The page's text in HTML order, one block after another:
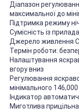
Діапазон
максимальної до
Підтримка режиму
Сумісність із
Джерело живлення
Термін роботи:
Налаштування
вгору вниз
Регулювання
мінімального 146,000
Індикатор
Миготлива